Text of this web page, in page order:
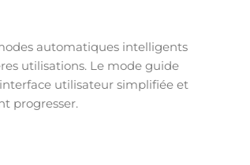
automatiques intelligents
utilisations. Le mode guide
utilisateur simplifiée et
progresser.